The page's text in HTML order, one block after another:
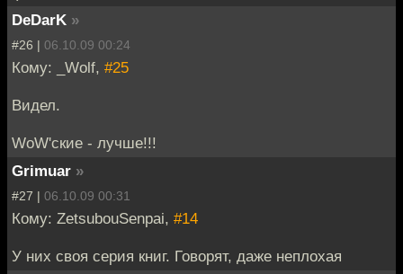
DeDarK »
#26 | 06.10.09 00:24
Кому: _Wolf, #25
Видел.
WoW'ские - лучше!!!
Grimuar »
#27 | 06.10.09 00:31
Кому: ZetsubouSenpai, #14
У них своя серия книг. Говорят, даже неплохая